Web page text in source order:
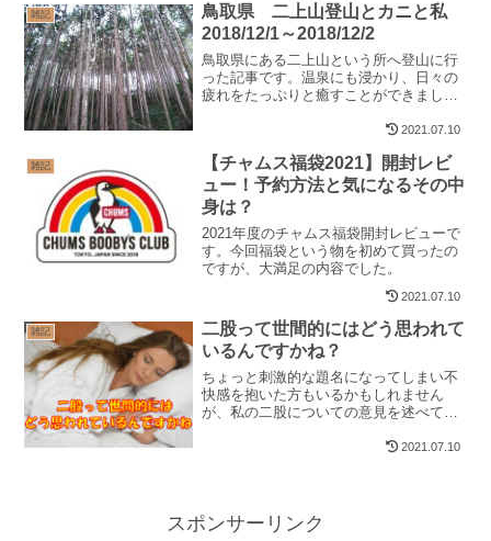
雑記
鳥取県 二上山登山とカニと私
2018/12/1～2018/12/2
鳥取県にある二上山という所へ登山に行
った記事です。温泉にも浸かり、日々の
疲れをたっぷりと癒すことができまし
2021.07.10
雑記
【チャムス福袋2021】開封レビ
ュー！予約方法と気になるその中
身は？
2021年度のチャムス福袋開封レビューで
す。今回福袋という物を初めて買ったの
ですが、大満足の内容でした。
2021.07.10
雑記
二股って世間的にはどう思われて
いるんですかね？
ちょっと刺激的な題名になってしまい不
快感を抱いた方もいるかもしれません
が、私の二股についての意見を述べてみ
2021.07.10
スポンサーリンク